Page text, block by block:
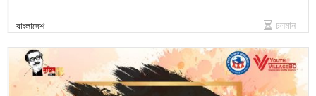
বাংলাদেশ চলমান